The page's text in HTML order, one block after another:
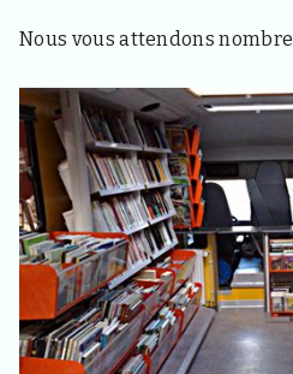
u
r
e
u
x
Nous vous attendons